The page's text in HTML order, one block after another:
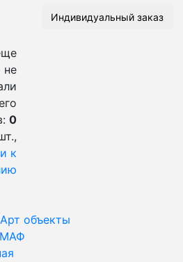
Индивидуальный заказ
не
0
к
объекты
МАФ